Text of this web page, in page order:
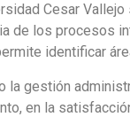
Cesar
de los procesos
identificar
la gestión
en la